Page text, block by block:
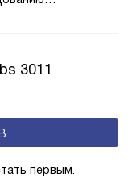
3011
первым.